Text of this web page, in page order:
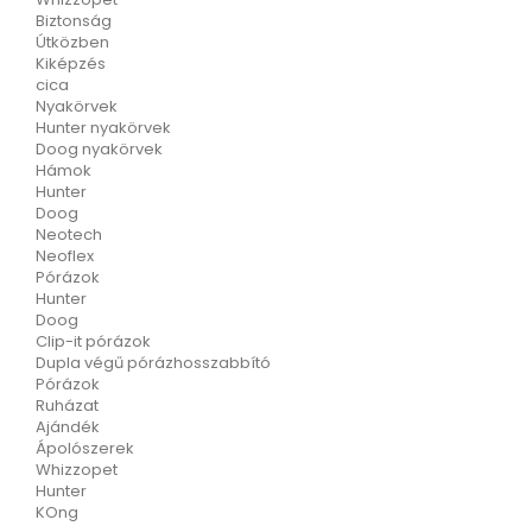
Biztonság
Útközben
Kiképzés
cica
Nyakörvek
Hunter nyakörvek
Doog nyakörvek
Hámok
Hunter
Doog
Neotech
Neoflex
Pórázok
Hunter
Doog
Clip-it pórázok
Dupla végű pórázhosszabbító
Pórázok
Ruházat
Ajándék
Ápolószerek
Whizzopet
Hunter
KOng